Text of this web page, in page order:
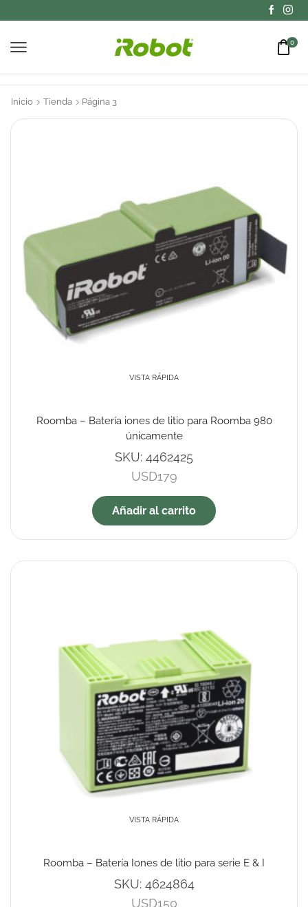
0
Inicio Tienda Página 3
VISTA RÁPIDA
Roomba – Batería iones de litio para Roomba 980
únicamente
SKU: 4462425
USD179
Añadir al carrito
VISTA RÁPIDA
Roomba – Batería Iones de litio para serie E & I
SKU: 4624864
USD150